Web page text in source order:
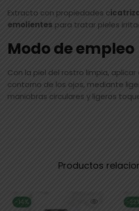
Extracto con propiedades c
emolientes para tratar pieles
Modo de empleo
Con la piel del rostro limpia, aplicar
contorno de los ojos, mediante
maniobras circulares y ligeros
Productos
-14% -